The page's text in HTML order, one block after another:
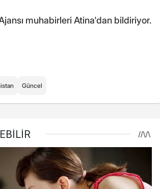
muhabirleri Atina'dan bildiriyor.
Güncel